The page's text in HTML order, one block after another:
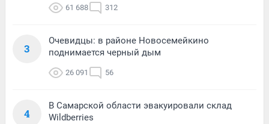
61 688 312
3
Очевидцы: в районе Новосемейкино
поднимается черный дым
26 091 56
4
В Самарской области эвакуировали склад
Wildberries